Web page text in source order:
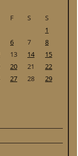
F S
S
1
6 7
8
13 14
15
20 21
22
27 28
29